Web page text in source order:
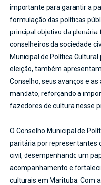
importante para garantir a
formulação das políticas
principal objetivo da plenária
conselheiros da sociedade
Municipal de Política
eleição, também
Conselho, seus avanços e
mandato, reforçando a
fazedores de cultura nesse
O Conselho Municipal de
paritária por representantes
civil, desempenhando um
acompanhamento e
culturais em Marituba. Com